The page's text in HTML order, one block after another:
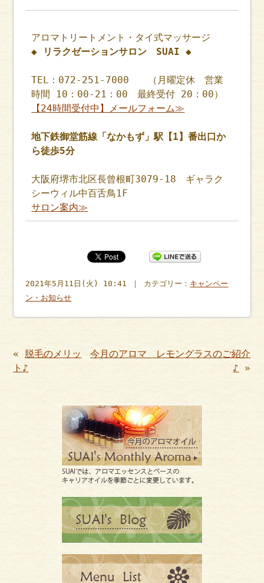
アロマトリートメント・タイ式マッサージ
◆ リラクゼーションサロン SUAI ◆
TEL：072-251-7000 （月曜定休 営業
時間 10：00-21：00 最終受付 20：00）
【24時間受付中】メールフォーム≫
地下鉄御堂筋線「なかもず」駅【1】番出口か
ら徒歩5分
大阪府堺市北区長曾根町3079-18 ギャラク
シーウィル中百舌鳥1F
サロン案内≫
2021年5月11日(火) 10:41 ｜ カテゴリー： キャンペー
ン・お知らせ
« 脱毛のメリッ
ト♪
今月のアロマ レモングラスのご紹介
♪ »